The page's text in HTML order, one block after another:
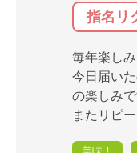
指名リ
毎年楽し
今日届い
の楽しみ
またリピ